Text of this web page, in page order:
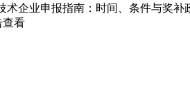
术企业申报指南：时间、条件与奖补
查看